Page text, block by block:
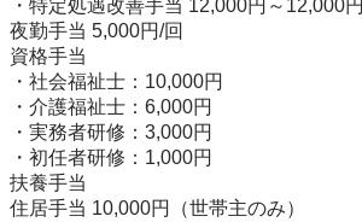
・特定処遇改善手当 12,000円～12,000円
夜勤手当 5,000円/回
資格手当
・社会福祉士：10,000円
・介護福祉士：6,000円
・実務者研修：3,000円
・初任者研修：1,000円
扶養手当
住居手当 10,000円（世帯主のみ）